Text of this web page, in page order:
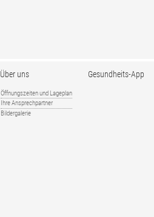
Über uns
Öffnungszeiten und Lageplan
Ihre Ansprechpartner
Bildergalerie
Gesundheits-App